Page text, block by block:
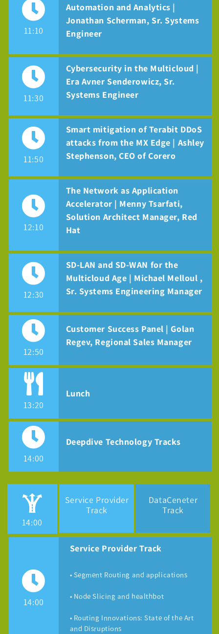
11:10
Automation and Analytics |
Jonathan Scherman, Sr. Systems
Engineer
11:30
Cybersecurity in the Multicloud |
Era Avner Senderowicz, Sr.
Systems Engineer
11:50
Smart mitigation of Terabit DDoS
attacks from the MX Edge | Ashley
Stephenson, CEO of Corero
12:10
The Network as Application
Accelerator | Menny Tsarfati,
Solution Architect Manager, Red
Hat
12:30
SD-LAN and SD-WAN for the
Multicloud Age | Michael Melloul ,
Sr. Systems Engineering Manager
12:50
Customer Success Panel | Golan
Regev, Regional Sales Manager
13:20
Lunch
14:00
Deepdive Technology Tracks
14:00
Service Provider
Track
DataCeneter
Track
14:00
Service Provider Track
• Segment Routing and applications
• Node Slicing and healthbot
• Routing Innovations: State of the Art
and Disruptions